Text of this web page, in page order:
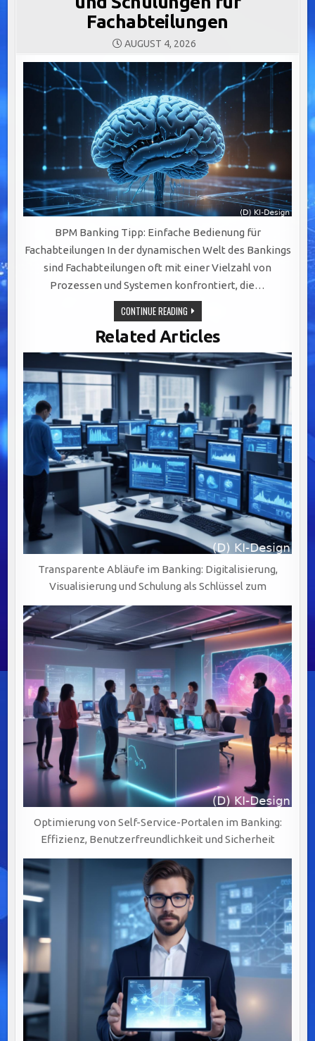
Fachabteilungen
AUGUST 4, 2026
BPM Banking Tipp: Einfache Bedienung für
Fachabteilungen In der dynamischen Welt des Bankings
sind Fachabteilungen oft mit einer Vielzahl von
Prozessen und Systemen konfrontiert, die…
CONTINUE READINGEFFIZIENZSTEIGERUNG
IM
BANKING:
BENUTZERZENTRIERTES
DESIGN
UND
SCHULUNGEN
FÜR
FACHABTEILUNGEN
Related Articles
Transparente Abläufe im Banking: Digitalisierung,
Visualisierung und Schulung als Schlüssel zum
Optimierung von Self-Service-Portalen im Banking:
Effizienz, Benutzerfreundlichkeit und Sicherheit